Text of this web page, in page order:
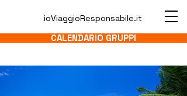
ioViaggioResponsabile.it
CALENDARIO GRUPPI